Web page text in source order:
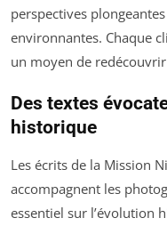
perspectives
environnantes. Chaque
un moyen de
Des textes
historique
Les écrits de la Mission
accompagnent les
essentiel sur l’évolution